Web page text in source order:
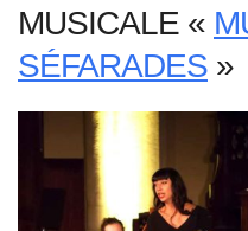
MUSICALE «
SÉFARADES »